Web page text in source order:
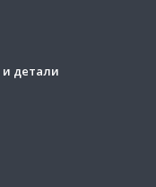
и детали